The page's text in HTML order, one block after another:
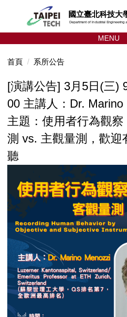
主
要
容
國立臺北科技大
Department of Industrial Engineering
MENU
首頁 系所公告
[演講公告] 3月5日(三)
00 主講人：Dr.
主題：使用者行為觀察
測 vs. 主觀量測，歡迎
聽